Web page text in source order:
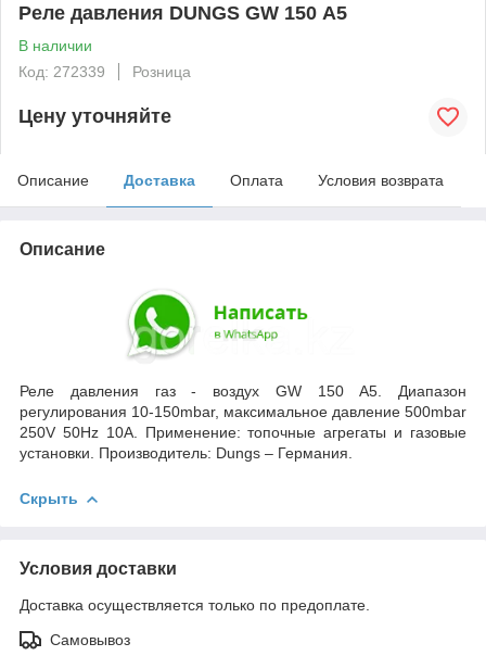
Реле давления DUNGS GW 150 А5
В наличии
Код: 272339
Розница
Цену уточняйте
Описание Доставка Оплата Условия возврата
Описание
Реле давления газ - воздух GW 150 А5. Диапазон
регулирования 10-150mbar, максимальное давление 500mbar
250V 50Hz 10A. Применение: топочные агрегаты и газовые
установки. Производитель: Dungs – Германия.
Скрыть
Условия доставки
Доставка осуществляется только по предоплате.
Самовывоз